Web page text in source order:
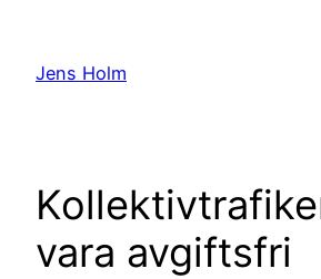
innehåll
Jens Holm
vara avgiftsfri